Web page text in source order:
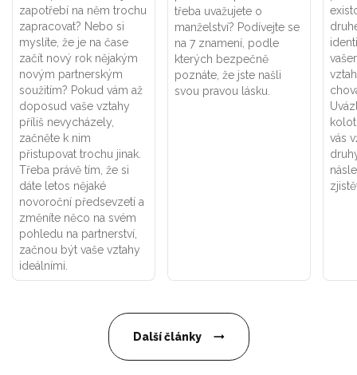
zapotřebí na něm trochu
zapracovat? Nebo si
myslíte, že je na čase
začít nový rok nějakým
novým partnerským
soužitím? Pokud vám až
doposud vaše vztahy
příliš nevycházely,
začněte k nim
přistupovat trochu jinak.
Třeba právě tím, že si
dáte letos nějaké
novoroční předsevzetí a
změníte něco na svém
pohledu na partnerství,
začnou být vaše vztahy
ideálními.
třeba uvažujete o
manželství? Podívejte se
na 7 znamení, podle
kterých bezpečně
poznáte, že jste našli
svou pravou lásku.
vás
Další články